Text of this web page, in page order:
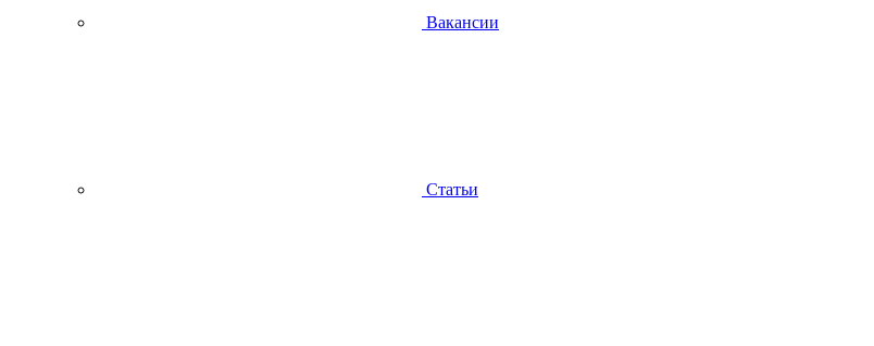
Вакансии
Статьи